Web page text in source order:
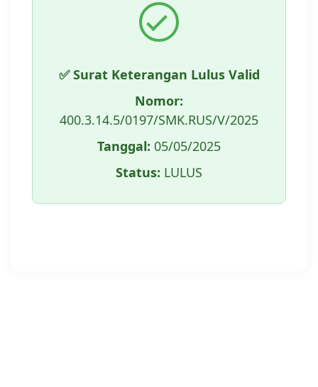
✅ Surat Keterangan Lulus Valid
Nomor:
400.3.14.5/0197/SMK.RUS/V/2025
Tanggal: 05/05/2025
Status: LULUS